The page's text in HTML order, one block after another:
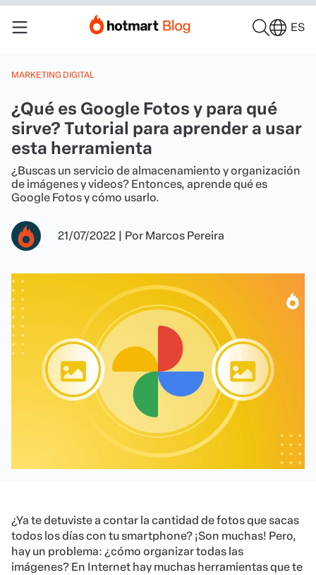
ES
MARKETING DIGITAL
¿Qué es Google Fotos y para qué
sirve? Tutorial para aprender a usar
esta herramienta
¿Buscas un servicio de almacenamiento y organización
de imágenes y videos? Entonces, aprende qué es
Google Fotos y cómo usarlo.
21/07/2022 | Por Marcos Pereira
¿Ya te detuviste a contar la cantidad de fotos que sacas
todos los días con tu smartphone? ¡Son muchas! Pero,
hay un problema: ¿cómo organizar todas las
imágenes? En Internet hay muchas herramientas que te